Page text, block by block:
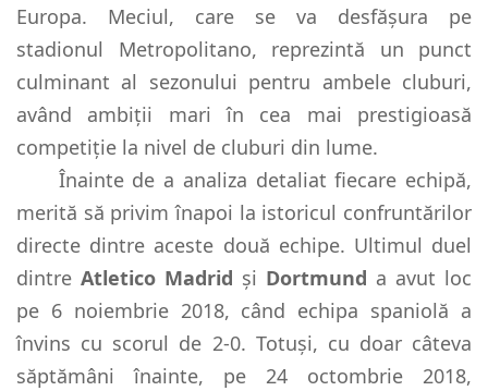
Europa. Meciul, care se va desfășura pe
stadionul Metropolitano, reprezintă un punct
culminant al sezonului pentru ambele cluburi,
având ambiții mari în cea mai prestigioasă
competiție la nivel de cluburi din lume.
Înainte de a analiza detaliat fiecare echipă,
merită să privim înapoi la istoricul confruntărilor
directe dintre aceste două echipe. Ultimul duel
dintre Atletico Madrid și Dortmund a avut loc
pe 6 noiembrie 2018, când echipa spaniolă a
învins cu scorul de 2-0. Totuși, cu doar câteva
săptămâni înainte, pe 24 octombrie 2018,